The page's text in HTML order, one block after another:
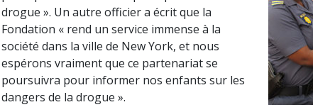
drogue ». Un autre officier a écrit que la
Fondation « rend un service immense à la
société dans la ville de New York, et nous
espérons vraiment que ce partenariat se
poursuivra pour informer nos enfants sur les
dangers de la drogue ».